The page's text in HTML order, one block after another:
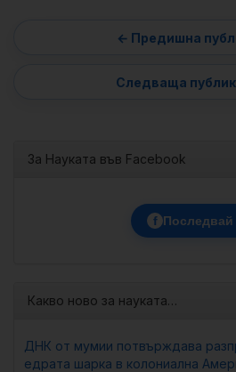
За Науката във Facebook
f Последвай
Какво ново за науката…
ДНК от мумии потвърждава
едрата шарка в колониална